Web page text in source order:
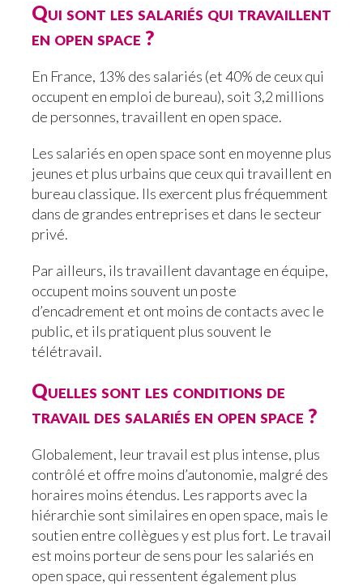
Qui sont les salariés qui travaillent
en open space ?
En France, 13% des salariés (et 40% de ceux qui
occupent en emploi de bureau), soit 3,2 millions
de personnes, travaillent en open space.
Les salariés en open space sont en moyenne plus
jeunes et plus urbains que ceux qui travaillent en
bureau classique. Ils exercent plus fréquemment
dans de grandes entreprises et dans le secteur
privé.
Par ailleurs, ils travaillent davantage en équipe,
occupent moins souvent un poste
d’encadrement et ont moins de contacts avec le
public, et ils pratiquent plus souvent le
télétravail.
Quelles sont les conditions de
travail des salariés en open space ?
Globalement, leur travail est plus intense, plus
contrôlé et offre moins d’autonomie, malgré des
horaires moins étendus. Les rapports avec la
hiérarchie sont similaires en open space, mais le
soutien entre collègues y est plus fort. Le travail
est moins porteur de sens pour les salariés en
open space, qui ressentent également plus